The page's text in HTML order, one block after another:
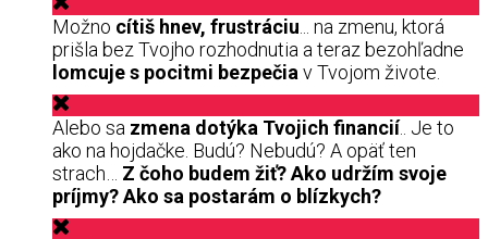
Možno cítiš hnev, frustráciu... na zmenu, ktorá
prišla bez Tvojho rozhodnutia a teraz bezohľadne
lomcuje s pocitmi bezpečiav Tvojom živote.
Alebo sa zmena dotýka Tvojich financií.. Je to
ako na hojdačke. Budú? Nebudú? A opäť ten
strach… Z čoho budem žiť? Ako udržím svoje
príjmy? Ako sa postarám o blízkych?